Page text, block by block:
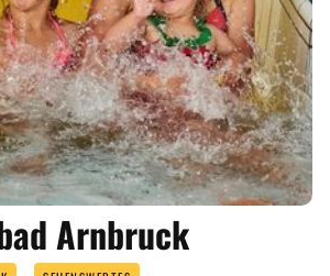
Arnbruck